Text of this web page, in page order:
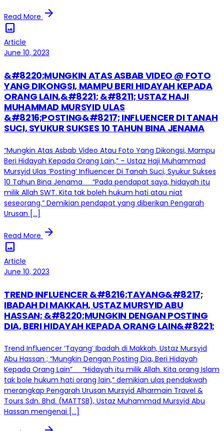
Read More arrow_forward
image
Article
June 10, 2023
&#8220;MUNGKIN ATAS ASBAB VIDEO @ FOTO
YANG DIKONGSI, MAMPU BERI HIDAYAH KEPADA
ORANG LAIN,&#8221; &#8211; USTAZ HAJI
MUHAMMAD MURSYID ULAS
&#8216;POSTING&#8217; INFLUENCER DI TANAH
SUCI, SYUKUR SUKSES 10 TAHUN BINA JENAMA
“Mungkin Atas Asbab Video Atau Foto Yang Dikongsi, Mampu
Beri Hidayah Kepada Orang Lain,” – Ustaz Haji Muhammad
Mursyid Ulas ‘Posting’ Influencer Di Tanah Suci, Syukur Sukses
10 Tahun Bina Jenama “Pada pendapat saya, hidayah itu
milik Allah SWT. Kita tak boleh hukum hati atau niat
seseorang.” Demikian pendapat yang diberikan Pengarah
Urusan […]
Read More arrow_forward
image
Article
June 10, 2023
TREND INFLUENCER &#8216;TAYANG&#8217;
IBADAH DI MAKKAH, USTAZ MURSYID ABU
HASSAN; &#8220;MUNGKIN DENGAN POSTING
DIA, BERI HIDAYAH KEPADA ORANG LAIN&#8221;
Trend Influencer ‘Tayang’ Ibadah di Makkah, Ustaz Mursyid
Abu Hassan ; “Mungkin Dengan Posting Dia, Beri Hidayah
Kepada Orang Lain” “Hidayah itu milik Allah. Kita orang Islam
tak bole hukum hati orang lain,” demikian ulas pendakwah
merangkap Pengarah Urusan Mursyid Alharmain Travel &
Tours Sdn. Bhd. (MATTSB), Ustaz Muhammad Mursyid Abu
Hassan mengenai […]